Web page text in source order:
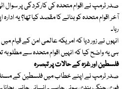
صدر ٹرمپ نے اقوام متحدہ کی کارکردگی پر سوال
آخر اقوام متحدہ کو بنانے کا مقصد کیا تھا؟ یہ
رہا۔
انہوں نے زور دیا کہ امریکہ عالمی امن کے قیام میں
ہی یہ واضح کیا کہ انہیں اقوام متحدہ سے مطلوبہ
فلسطین اور غزہ کے حالات پر تبصرہ
صدر ٹرمپ نے اپنے خطاب میں فلسطین کے مسئلے